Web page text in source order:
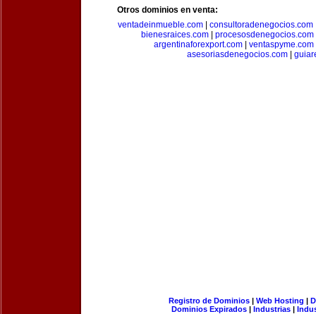
Otros dominios en venta:
ventadeinmueble.com| consultoradenegocios.com
bienesraices.com
procesosdenegocios.com
argentinaforexport.com| ventaspyme.com
asesoriasdenegocios.com|
Registro de Dominios| Web Hosting |
Dominios Expirados | Industrias |